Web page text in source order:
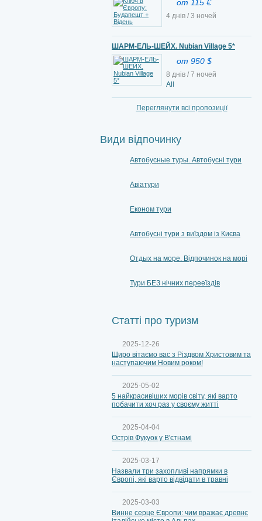
от 115 €
4 днів / 3 ночей
ШАРМ-ЕЛЬ-ШЕЙХ. Nubian Village 5*
от 950 $
8 днів / 7 ночей
All
Переглянути всі пропозиції
Види відпочинку
Автобусные туры. Автобусні тури
Авіатури
Економ тури
Автобусні тури з виїздом із Києва
Отдых на море. Відпочинок на морі
Тури БЕЗ нічних перееїздів
Статті про туризм
2025-12-26
Щиро вітаємо вас з Різдвом Христовим та
наступаючим Новим роком!
2025-05-02
5 найкрасивіших морів світу, які варто
побачити хоч раз у своєму житті
2025-04-04
Острів Фукуок у В'єтнамі
2025-03-17
Назвали три захопливі напрямки в
Європі, які варто відвідати в травні
2025-03-03
Винне серце Європи: чим вражає древнє